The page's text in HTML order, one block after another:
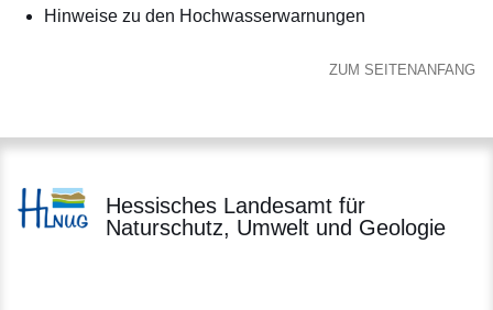
Hinweise zu den Hochwasserwarnungen
ZUM SEITENANFANG
Hessisches Landesamt für
Naturschutz, Umwelt und Geologie